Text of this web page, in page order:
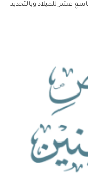
القرن التاسع عشر للميلاد وبالتحديد